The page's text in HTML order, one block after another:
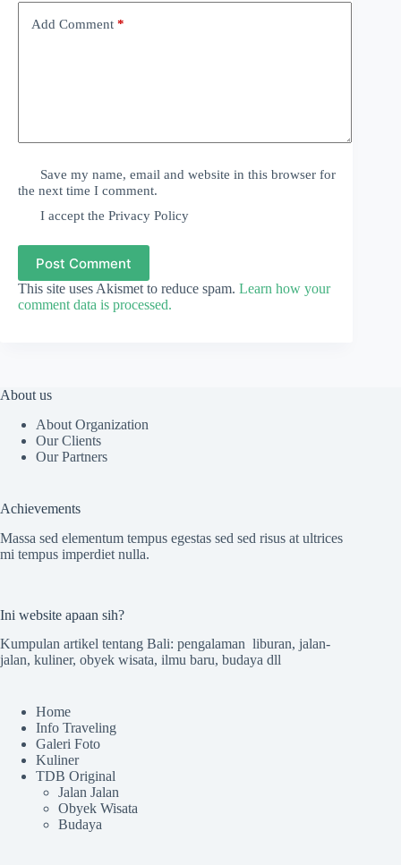
Add Comment *
Save my name, email and website in this browser for
the next time I comment.
I accept thePrivacy Policy
Post Comment
This site uses Akismet to reduce spam. Learn how your
comment data is processed.
About us
About Organization
Our Clients
Our Partners
Achievements
Massa sed elementum tempus egestas sed sed risus at ultrices
mi tempus imperdiet nulla.
Ini website apaan sih?
Kumpulan artikel tentang Bali: pengalaman liburan, jalan-
jalan, kuliner, obyek wisata, ilmu baru, budaya dll
Home
Info Traveling
Galeri Foto
Kuliner
TDB Original
Jalan Jalan
Obyek Wisata
Budaya